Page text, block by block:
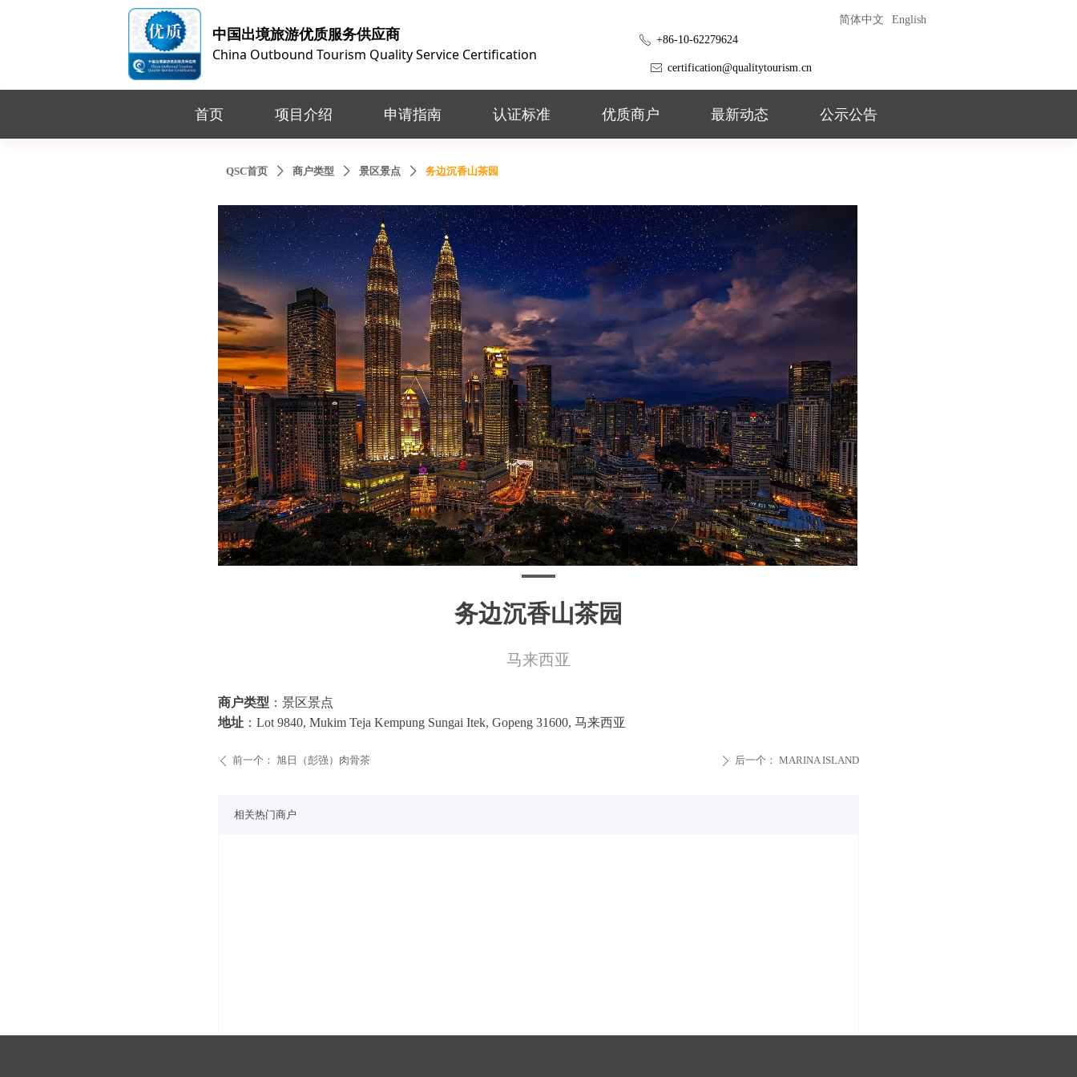
首页 项目介绍 申请指南 认证标准 优质商户 最新动态 公示公告
中国出境旅游优质服务供应商
China Outbound Tourism Quality Service Certification
ꂅ +86-10-62279624
简体中文 English
ꂘ certification@qualitytourism.cn
QSC首页 ꄲ 商户类型 ꄲ 景区景点 ꄲ 务边沉香山茶园
务边沉香山茶园
马来西亚
相关热门商户
ꄴ 前一个： 旭日（彭强）肉骨茶 ꄲ 后一个： MARINA ISLAND
商户类型 ：景区景点
地址 ：Lot 9840, Mukim Teja Kempung Sungai Itek, Gopeng 31600, 马来西亚